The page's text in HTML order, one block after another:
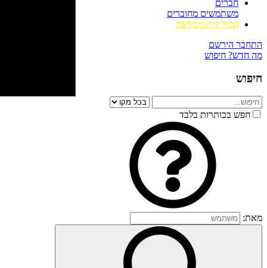
חברים
משתמשים מחוברים
הסולידית ממליצה
התחבר הירשם
מה חדש? חיפוש
חיפוש
חפש בכותרות בלבד
מאת: